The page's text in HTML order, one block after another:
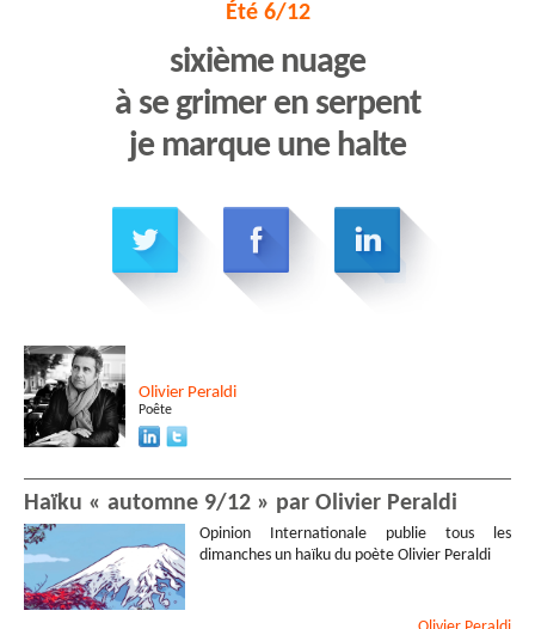
Été 6/12
sixième nuage
à se grimer en serpent
je marque une halte
Olivier Peraldi
Poête
Haïku « automne 9/12 » par Olivier Peraldi
Opinion Internationale publie tous les
dimanches un haïku du poète Olivier Peraldi